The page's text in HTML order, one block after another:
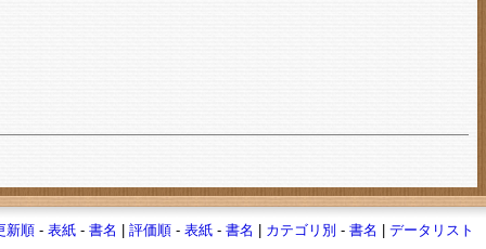
新順 -表紙 -書名 |評価順 -表紙 -書名 カテゴリ別 -書名 |データリスト